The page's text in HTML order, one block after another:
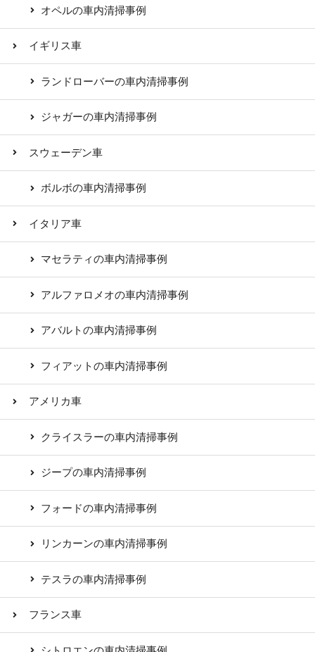
オペルの車内清掃事例
イギリス車
ランドローバーの車内清掃事例
ジャガーの車内清掃事例
スウェーデン車
ボルボの車内清掃事例
イタリア車
マセラティの車内清掃事例
アルファロメオの車内清掃事例
アバルトの車内清掃事例
フィアットの車内清掃事例
アメリカ車
クライスラーの車内清掃事例
ジープの車内清掃事例
フォードの車内清掃事例
リンカーンの車内清掃事例
テスラの車内清掃事例
フランス車